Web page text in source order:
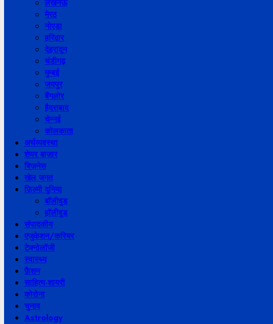
लखनऊ
मेरठ
नोएडा
हरिद्वार
देहरादून
चंडीगढ़
मुम्बई
जयपुर
बैंगलोर
हैदराबाद
चेन्नई
कोलकाता
अर्थव्यवस्था
शेयर बाज़ार
बिज़नेस
खेल जगत
फ़िल्मी दुनिया
बॉलीवुड
हॉलीवुड
संपादकीय
एजुकेशन/करियर
टेक्नोलॉजी
स्वास्थ्य
फ़ैशन
साहित्य-शायरी
कोरोना
चुनाव
Astrology